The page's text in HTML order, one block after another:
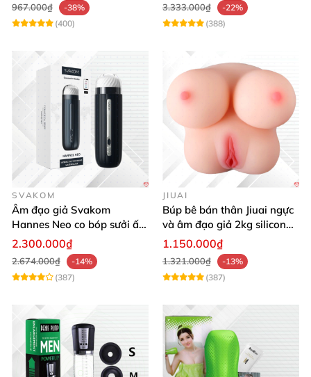
967.000₫
-38%
(400)
3.333.000₫
-22%
(388)
SVAKOM
Âm đạo giả Svakom
Hannes Neo co bóp sưởi ấm
điều khiển app tiện lợi kích
thích mạnh mẽ
2.300.000₫
2.674.000₫
-14%
(387)
JIUAI
Búp bê bán thân Jiuai ngực
và âm đạo giả 2kg silicon
nguyên khối cao cấp
1.150.000₫
1.321.000₫
-13%
(387)